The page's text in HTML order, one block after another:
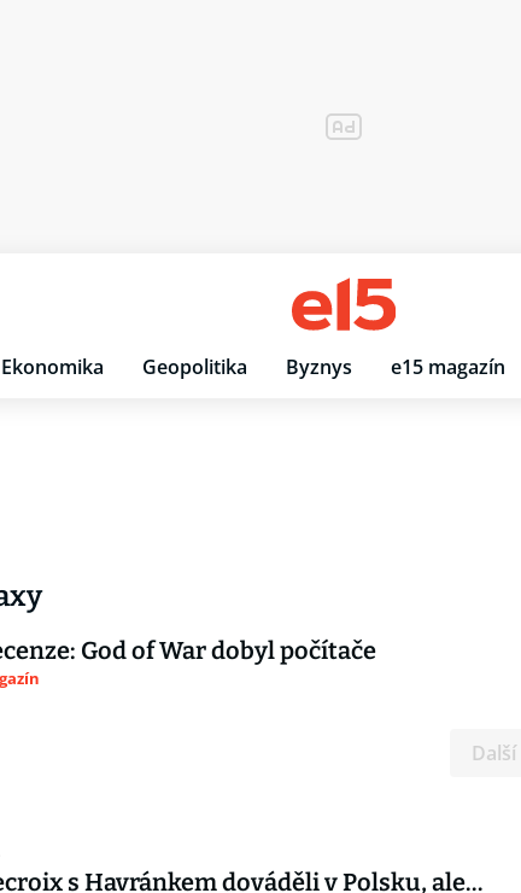
Ekonomika Geopolitika Byznys e15 magazín
God of War dobyl počítače
Další
s Havránkem dováděli v Polsku, ale…